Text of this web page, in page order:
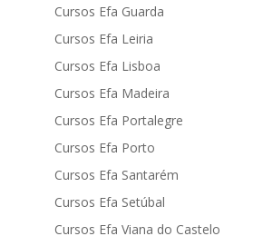
Cursos Efa Guarda
Cursos Efa Leiria
Cursos Efa Lisboa
Cursos Efa Madeira
Cursos Efa Portalegre
Cursos Efa Porto
Cursos Efa Santarém
Cursos Efa Setúbal
Cursos Efa Viana do Castelo